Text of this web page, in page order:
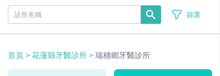
篩選
首頁 > 花蓮縣牙醫診所 > 瑞穗鄉牙醫診所